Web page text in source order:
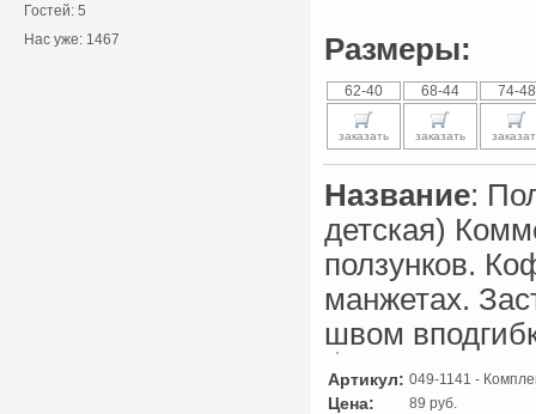
Размеры:
62-40 68-44 74-48
заказать заказать
Название:
детская)
ползунков.
манжетах.
швом
Артикул: 049-1141 -
Цена: 89 руб.
Гостей: 5
Нас уже: 1467